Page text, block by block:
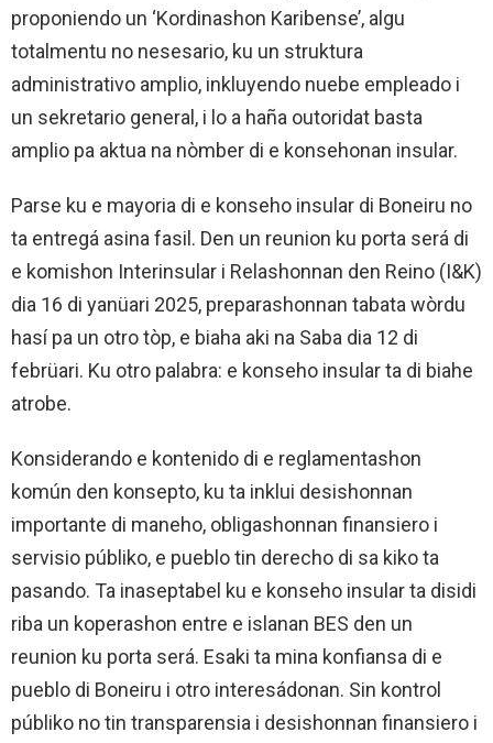
proponiendo un ‘Kordinashon Karibense’, algu
totalmentu no nesesario, ku un struktura
administrativo amplio, inkluyendo nuebe empleado i
un sekretario general, i lo a haña outoridat basta
amplio pa aktua na nòmber di e konsehonan insular.
Parse ku e mayoria di e konseho insular di Boneiru no
ta entregá asina fasil. Den un reunion ku porta será di
e komishon Interinsular i Relashonnan den Reino (I&K)
dia 16 di yanüari 2025, preparashonnan tabata wòrdu
hasí pa un otro tòp, e biaha aki na Saba dia 12 di
febrüari. Ku otro palabra: e konseho insular ta di biahe
atrobe.
Konsiderando e kontenido di e reglamentashon
komún den konsepto, ku ta inklui desishonnan
importante di maneho, obligashonnan finansiero i
servisio públiko, e pueblo tin derecho di sa kiko ta
pasando. Ta inaseptabel ku e konseho insular ta disidi
riba un koperashon entre e islanan BES den un
reunion ku porta será. Esaki ta mina konfiansa di e
pueblo di Boneiru i otro interesádonan. Sin kontrol
públiko no tin transparensia i desishonnan finansiero i